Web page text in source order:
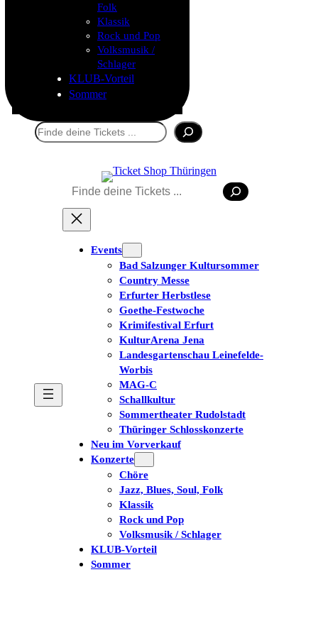
Folk
Klassik
Rock und Pop
Volksmusik /
Schlager
KLUB-Vorteil
Sommer
Suchen
Suchen
Events
Bad Salzunger Kultursommer
Country Messe
Erfurter Herbstlese
Goethe-Festwoche
Krimifestival Erfurt
KulturArena Jena
Landesgartenschau Leinefelde-
Worbis
MAG-C
Schallkultur
Sommertheater Rudolstadt
Thüringer Schlosskonzerte
Neu im Vorverkauf
Konzerte
Chöre
Jazz, Blues, Soul, Folk
Klassik
Rock und Pop
Volksmusik / Schlager
KLUB-Vorteil
Sommer